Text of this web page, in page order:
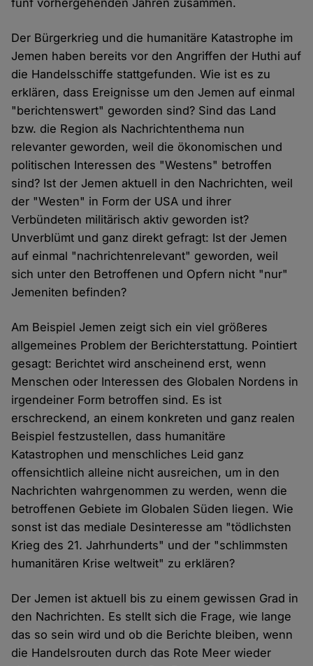
fünf vorhergehenden Jahren zusammen.
Der Bürgerkrieg und die humanitäre Katastrophe im
Jemen haben bereits vor den Angriffen der Huthi auf
die Handelsschiffe stattgefunden. Wie ist es zu
erklären, dass Ereignisse um den Jemen auf einmal
"berichtenswert" geworden sind? Sind das Land
bzw. die Region als Nachrichtenthema nun
relevanter geworden, weil die ökonomischen und
politischen Interessen des "Westens" betroffen
sind? Ist der Jemen aktuell in den Nachrichten, weil
der "Westen" in Form der USA und ihrer
Verbündeten militärisch aktiv geworden ist?
Unverblümt und ganz direkt gefragt: Ist der Jemen
auf einmal "nachrichtenrelevant" geworden, weil
sich unter den Betroffenen und Opfern nicht "nur"
Jemeniten befinden?
Am Beispiel Jemen zeigt sich ein viel größeres
allgemeines Problem der Berichterstattung. Pointiert
gesagt: Berichtet wird anscheinend erst, wenn
Menschen oder Interessen des Globalen Nordens in
irgendeiner Form betroffen sind. Es ist
erschreckend, an einem konkreten und ganz realen
Beispiel festzustellen, dass humanitäre
Katastrophen und menschliches Leid ganz
offensichtlich alleine nicht ausreichen, um in den
Nachrichten wahrgenommen zu werden, wenn die
betroffenen Gebiete im Globalen Süden liegen. Wie
sonst ist das mediale Desinteresse am "tödlichsten
Krieg des 21. Jahrhunderts" und der "schlimmsten
humanitären Krise weltweit" zu erklären?
Der Jemen ist aktuell bis zu einem gewissen Grad in
den Nachrichten. Es stellt sich die Frage, wie lange
das so sein wird und ob die Berichte bleiben, wenn
die Handelsrouten durch das Rote Meer wieder